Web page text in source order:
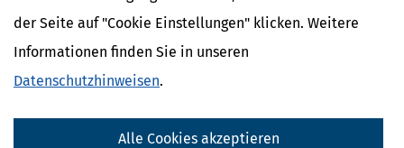
der Seite auf "Cookie Einstellungen" klicken. Weitere
Informationen finden Sie in unseren
Datenschutzhinweisen.
Alle Cookies akzeptieren
Steuertipps
Steuertipps Selbstständige
Geldtipps
von Steuertipps abonnieren. Die
Abbestellung des Newsletters widerrufen.